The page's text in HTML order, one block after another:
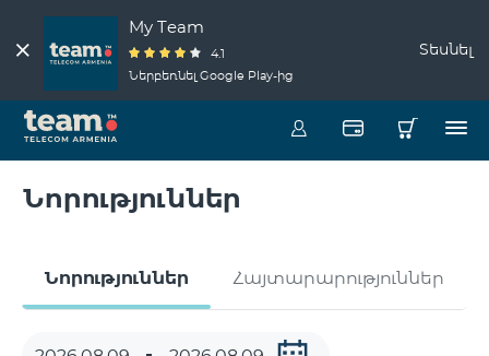
My Team
4.1
Ներբեռնել Google Play-ից
Տեսնել
Նորություններ
Նորություններ Հայտարարություններ